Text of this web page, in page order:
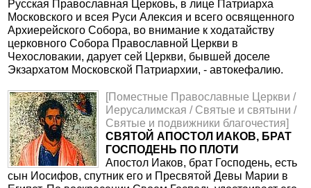
Русская Православная Церковь, в лице Патриарха
Московского и всея Руси Алексия и всего освященного
Архиерейского Собора, во внимание к ходатайству
церковного Собора Православной Церкви в
Чехословакии, дарует сей Церкви, бывшей доселе
Экзархатом Московской Патриархии, - автокефалию.
[Поместные Православные Церкви /
Иерусалимская / Святые и святыни /
Святые и подвижники благочестия]
СВЯТОЙ АПОСТОЛ ИАКОВ, БРАТ
ГОСПОДЕНЬ ПО ПЛОТИ
Апостол Иаков, брат Господень, есть
сын Иосифов, спутник его и Пресвятой Девы Марии в